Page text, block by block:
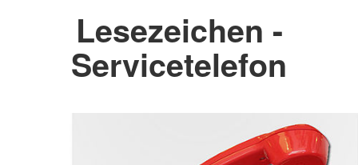
Lesezeichen -
Servicetelefon